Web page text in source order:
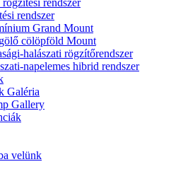
rendszer
rendszer
Grand Mount
cölöpföld Mount
halászati ​​rögzítőrendszer
napelemes hibrid rendszer
Galéria
Gallery
velünk